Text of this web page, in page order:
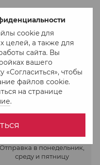
cookie для
целей, а также для
сайта. Вы
вашего
«Согласиться», чтобы
файлов cookie.
на странице
.
К сравнению
Отправка в понедельник,
среду и пятницу